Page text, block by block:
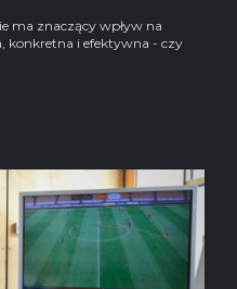
ma znaczący wpływ na
konkretna i efektywna - czy